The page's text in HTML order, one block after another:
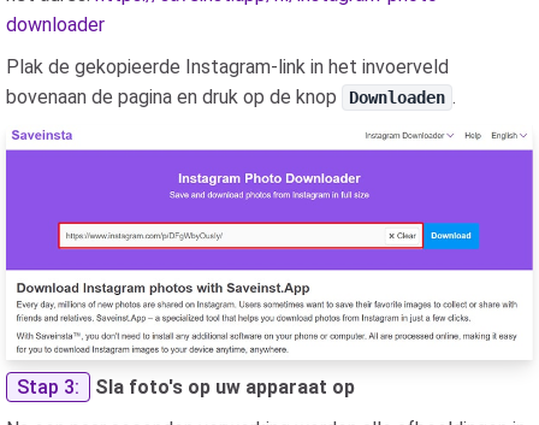
downloader
Plak de gekopieerde Instagram-link in het invoerveld
bovenaan de pagina en druk op de knop
Downloaden .
Stap 3:
Sla foto's op uw apparaat op